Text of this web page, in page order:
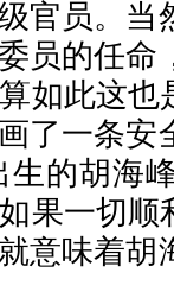
官员。当
员的任命
如此这也
了一条安
的胡海
果一切顺
意味着胡